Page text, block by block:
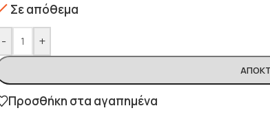
Σε απόθεμα
- +
Προσθήκη στα αγαπημένα